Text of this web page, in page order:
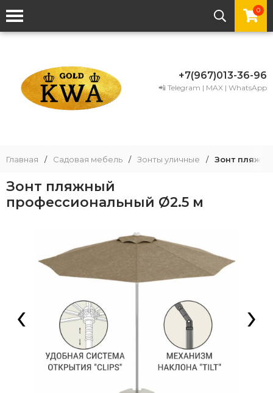
0
+7(967)013-36-96
📲 Telegram | MAX | WhatsApp
Главная / Садовая мебель / Зонты уличные / Зонт
Зонт пляжный
профессиональный Ø2.5 м
‹ ›